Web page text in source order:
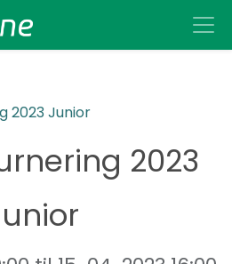
2023 Junior
2023